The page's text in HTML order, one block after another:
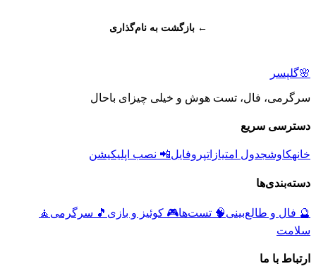
← بازگشت به نام‌گذاری
🌸گلپسر
سرگرمی، فال، تست هوش و خیلی چیزای باحال
دسترسی سریع
خانهکاوشجدول امتیازاتپروفایل📲 نصب اپلیکیشن
دسته‌بندی‌ها
🔮 فال و طالع‌بینی🧠 تست‌ها🎮 کوئیز و بازی 🎵 سرگرمی 🧘
سلامت
ارتباط با ما